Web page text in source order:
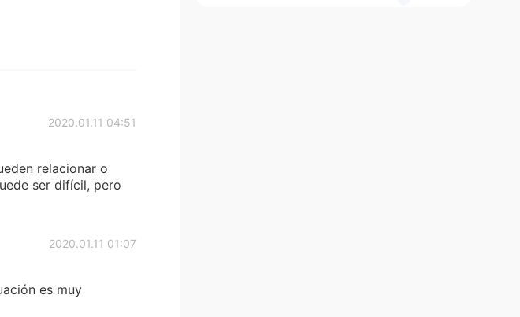
2020.01.11 04:51
relacionar o
ser difícil, pero
2020.01.11 01:07
es muy